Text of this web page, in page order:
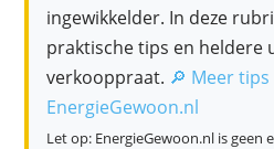
ingewikkelder. In deze
praktische tips en heldere
verkooppraat. 🔎 Meer
EnergieGewoon.nl
Let op: EnergieGewoon.nl is geen